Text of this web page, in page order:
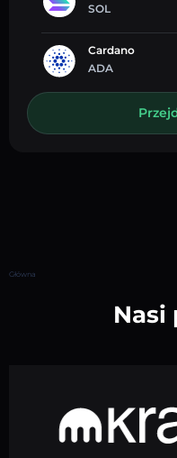
SOL
Cardano
ADA
Główna
Nasi